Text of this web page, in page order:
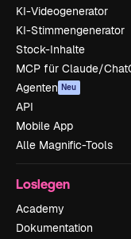
KI-Videogenerator
KI-Stimmengenerator
Stock-Inhalte
MCP für Claude/
Agenten Neu
API
Mobile App
Alle Magnific-Tools
Loslegen
Academy
Dokumentation